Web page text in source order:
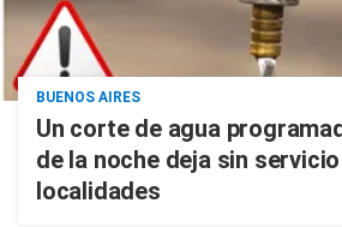
BUENOS AIRES
Un corte de agua
de la noche deja sin
localidades